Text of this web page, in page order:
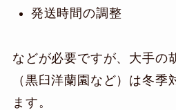
発送時間の調整
などが必要ですが、大手の
（黒臼洋蘭園など）は冬季
ます。